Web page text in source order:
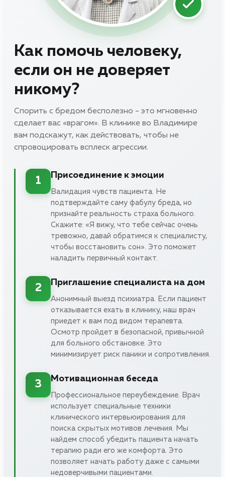
Как помочь человеку,
если он не доверяет
никому?
Спорить с бредом бесполезно - это мгновенно
сделает вас «врагом». В клинике во Владимире
вам подскажут, как действовать, чтобы не
спровоцировать всплеск агрессии.
1
Присоединение к эмоции
Валидация чувств пациента. Не
подтверждайте саму фабулу бреда, но
признайте реальность страха больного.
Скажите: «Я вижу, что тебе сейчас очень
тревожно, давай обратимся к специалисту,
чтобы восстановить сон». Это поможет
наладить первичный контакт.
2
Приглашение специалиста на дом
Анонимный выезд психиатра. Если пациент
отказывается ехать в клинику, наш врач
приедет к вам под видом терапевта.
Осмотр пройдет в безопасной, привычной
для больного обстановке. Это
минимизирует риск паники и сопротивления.
3
Мотивационная беседа
Профессиональное переубеждение. Врач
использует специальные техники
клинического интервьюирования для
поиска скрытых мотивов лечения. Мы
найдем способ убедить пациента начать
терапию ради его же комфорта. Это
позволяет начать работу даже с самыми
недоверчивыми пациентами.